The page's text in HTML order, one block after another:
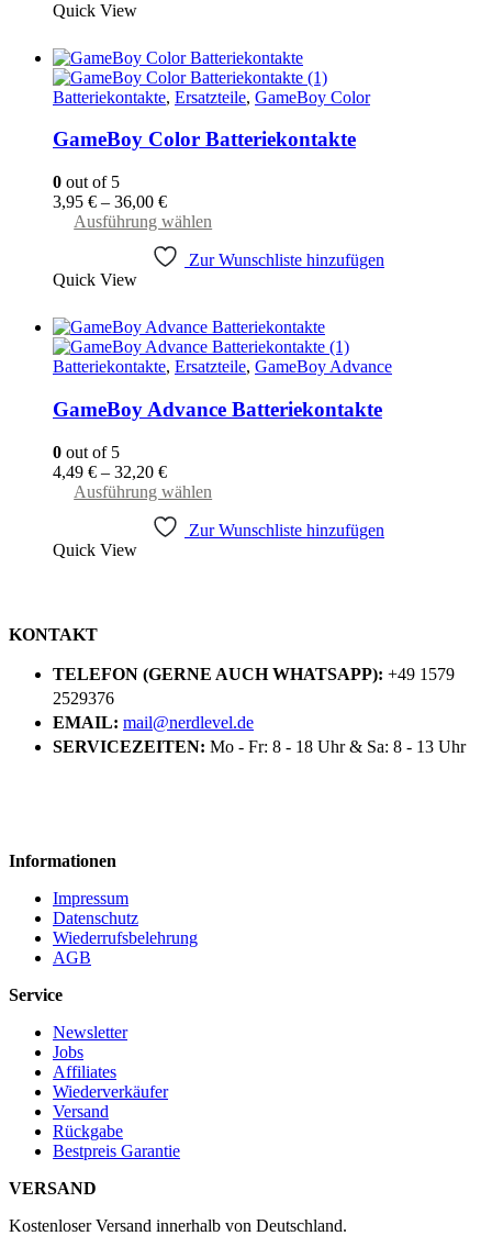
Quick View
Batteriekontakte, Ersatzteile, GameBoy Color
GameBoy Color Batteriekontakte
0 out of 5
3,95 € – 36,00 €
Ausführung wählen
weist
auf.
Die
Optionen
können
auf
der
Zur Wunschliste hinzufügen
Quick View
Batteriekontakte, Ersatzteile, GameBoy Advance
GameBoy Advance Batteriekontakte
0 out of 5
4,49 € – 32,20 €
Ausführung wählen
weist
auf
gewählt
werden
Zur Wunschliste hinzufügen
Quick View
KONTAKT
TELEFON (GERNE AUCH WHATSAPP): +49 1579
2529376
EMAIL: mail@nerdlevel.de
SERVICEZEITEN: Mo - Fr: 8 - 18 Uhr & Sa: 8 - 13 Uhr
Informationen
Impressum
Datenschutz
Wiederrufsbelehrung
AGB
Service
Newsletter
Jobs
Affiliates
Wiederverkäufer
Versand
Rückgabe
Bestpreis Garantie
VERSAND
Kostenloser Versand innerhalb von Deutschland.